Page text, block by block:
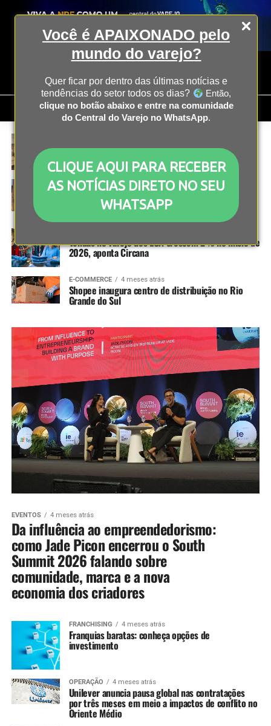
Você é APAIXONADO pelo
mundo do varejo?
Quer ficar por dentro das últimas notícias e
tendências do setor todos os dias?
Então,
clique no botão abaixo e entre na comunidade
do Central do Varejo no WhatsApp.
CLIQUE AQUI PARA RECEBER
AS NOTÍCIAS DIRETO NO SEU
WHATSAPP
Sterna Café aposta em experiência sensorial para
a Páscoa 2026
OPERAÇÃO 4 meses atrás
Sabor de Família: franquia cresce com demanda
por praticidade e marca presença no setor de
alimentação saudável
Vendas no varejo dos EUA crescem 2% no início de
2026, aponta Circana
E-COMMERCE 4 meses atrás
Shopee inaugura centro de distribuição no Rio
Grande do Sul
EVENTOS 4 meses atrás
Da influência ao empreendedorismo:
como Jade Picon encerrou o South
Summit 2026 falando sobre
comunidade, marca e a nova
economia dos criadores
FRANCHISING 4 meses atrás
Franquias baratas: conheça opções de
investimento
OPERAÇÃO 4 meses atrás
Unilever anuncia pausa global nas contratações
por três meses em meio a impactos de conflito no
Oriente Médio